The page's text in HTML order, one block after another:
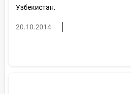
Узбекистан.
20.10.2014